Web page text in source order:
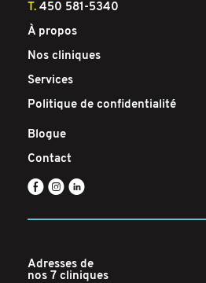
T. 450 581-5340
À propos
Nos cliniques
Services
Politique de confidentialité
Blogue
Contact
E Q C
Adresses de
nos 7 cliniques